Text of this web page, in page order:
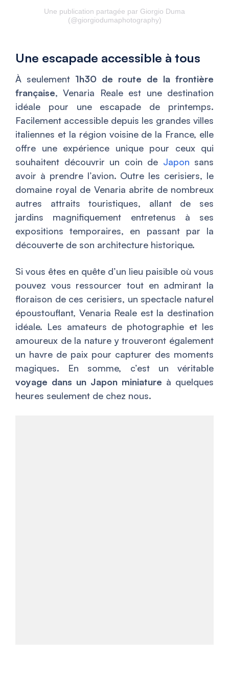
Une publication partagée par Giorgio Duma
(@giorgiodumaphotography)
Une escapade accessible à tous
À seulement 1h30 de route de la frontière
française, Venaria Reale est une destination
idéale pour une escapade de printemps.
Facilement accessible depuis les grandes villes
italiennes et la région voisine de la France, elle
offre une expérience unique pour ceux qui
souhaitent découvrir un coin de Japon sans
avoir à prendre l’avion. Outre les cerisiers, le
domaine royal de Venaria abrite de nombreux
autres attraits touristiques, allant de ses
jardins magnifiquement entretenus à ses
expositions temporaires, en passant par la
découverte de son architecture historique.
Si vous êtes en quête d’un lieu paisible où vous
pouvez vous ressourcer tout en admirant la
floraison de ces cerisiers, un spectacle naturel
époustouflant, Venaria Reale est la destination
idéale. Les amateurs de photographie et les
amoureux de la nature y trouveront également
un havre de paix pour capturer des moments
magiques. En somme, c’est un véritable
voyage dans un Japon miniature à quelques
heures seulement de chez nous.